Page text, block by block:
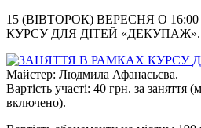
15 (ВІВТОРОК) ВЕРЕСНЯ О
КУРСУ ДЛЯ ДІТЕЙ «ДЕКУПАЖ».
Майстер: Людмила Афанасьєва.
Вартість участі: 40 грн. за заняття
включено).